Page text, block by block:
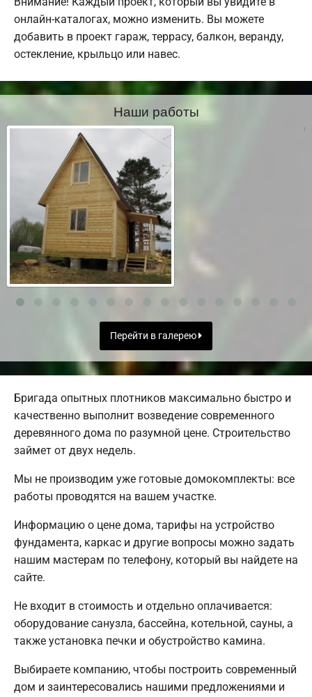
онлайн-каталогах, можно изменить. Вы можете
добавить в проект гараж, террасу, балкон, веранду,
остекление, крыльцо или навес.
Наши работы
Перейти в галерею
Бригада опытных плотников максимально быстро и
качественно выполнит возведение современного
деревянного дома по разумной цене. Строительство
займет от двух недель.
Мы не производим уже готовые домокомплекты: все
работы проводятся на вашем участке.
Информацию о цене дома, тарифы на устройство
фундамента, каркас и другие вопросы можно задать
нашим мастерам по телефону, который вы найдете на
сайте.
Не входит в стоимость и отдельно оплачивается:
оборудование санузла, бассейна, котельной, сауны, а
также установка печки и обустройство камина.
Выбираете компанию, чтобы построить современный
дом и заинтересовались нашими предложениями и